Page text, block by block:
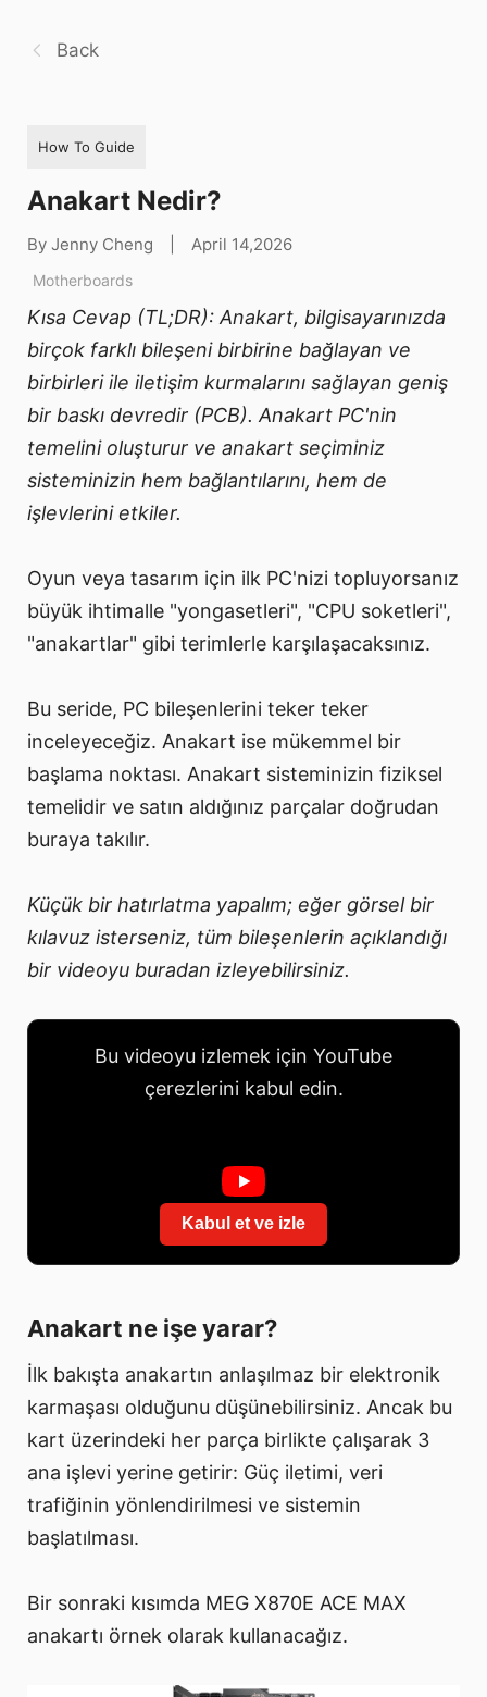
Back
How To Guide
Anakart Nedir?
By Jenny Cheng April 14,2026
Motherboards
Kısa Cevap (TL;DR): Anakart, bilgisayarınızda
birçok farklı bileşeni birbirine bağlayan ve
birbirleri ile iletişim kurmalarını sağlayan geniş
bir baskı devredir (PCB). Anakart PC'nin
temelini oluşturur ve anakart seçiminiz
sisteminizin hem bağlantılarını, hem de
işlevlerini etkiler.
Oyun veya tasarım için ilk PC'nizi topluyorsanız
büyük ihtimalle "yongasetleri", "CPU soketleri",
"anakartlar" gibi terimlerle karşılaşacaksınız.
Bu seride, PC bileşenlerini teker teker
inceleyeceğiz. Anakart ise mükemmel bir
başlama noktası. Anakart sisteminizin fiziksel
temelidir ve satın aldığınız parçalar doğrudan
buraya takılır.
Küçük bir hatırlatma yapalım; eğer görsel bir
kılavuz isterseniz, tüm bileşenlerin açıklandığı
bir videoyu buradan izleyebilirsiniz.
Bu videoyu izlemek için YouTube
çerezlerini kabul edin.
Kabul et ve izle
Anakart ne işe yarar?
İlk bakışta anakartın anlaşılmaz bir elektronik
karmaşası olduğunu düşünebilirsiniz. Ancak bu
kart üzerindeki her parça birlikte çalışarak 3
ana işlevi yerine getirir: Güç iletimi, veri
trafiğinin yönlendirilmesi ve sistemin
başlatılması.
Bir sonraki kısımda MEG X870E ACE MAX
anakartı örnek olarak kullanacağız.